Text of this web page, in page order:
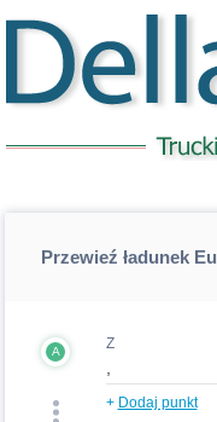
Przewieź ładunek
A Z
+ Dodaj punkt